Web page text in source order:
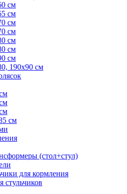
см
см
см
см
см
см
см
190х90 см
см
(стол+стул)
для кормления
стульчиков